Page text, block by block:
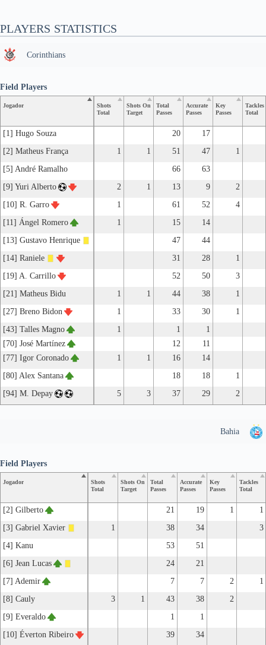
PLAYERS STATISTICS
Corinthians
Jogador
Shots
Total
Shots On
Target
Total
Passes
Accurate
Passes
Key
Passes
Tackles
Total
[1] Hugo Souza 20
17
[2] Matheus França
1 1 51 47 1
[5] André Ramalho
66 63
[9] Yuri Alberto
2 1 13 9
2
[10] R. Garro
1 61 52 4
[11] Ángel Romero
1 15
14
[13] Gustavo Henrique
47
44
[14] Raniele
31 28 1
[19] A. Carrillo
52 50 3
[21] Matheus Bidu
1 1 44 38 1
[27] Breno Bidon
1 33 30 1
[43] Talles Magno
1 1
1
[70] José Martínez
12
11
[77] Igor Coronado
1 1 16
14
[80] Alex Santana
18 18
1
[94] M. Depay
5 3 37 29 2
Field Players
Bahia
Jogador
Shots
Total
Shots On
Target
Total
Passes
Accurate
Passes
Key
Passes
Tackles
Total
[2] Gilberto 21 19 1
1
[3] Gabriel Xavier
1 38 34
3
[4] Kanu
53
51
[6] Jean Lucas
24
21
[7] Ademir
7 7 2
1
[8] Cauly
3 1 43 38
2
[9] Everaldo
1
1
[10] Éverton Ribeiro
39 34
Field Players